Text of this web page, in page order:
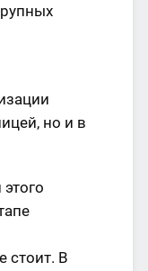
но и в
стоит. В